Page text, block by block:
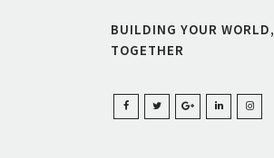
BUILDING YOUR WORLD,
TOGETHER